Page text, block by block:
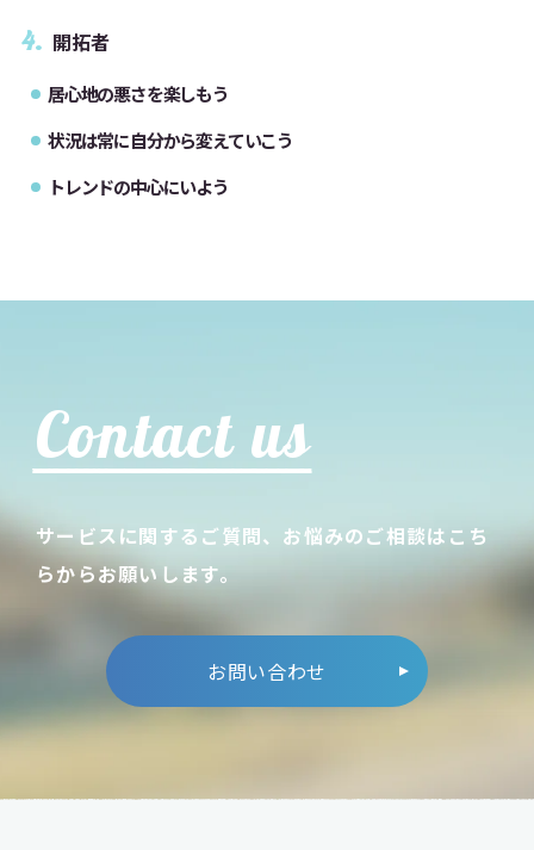
4. 開拓者
居心地の悪さを楽しもう
状況は常に自分から変えていこう
トレンドの中心にいよう
Contact us
サービスに関するご質問、お悩みのご相談はこち
らからお願いします。
お問い合わせ